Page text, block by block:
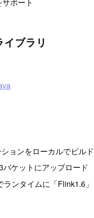
イブラリ
ョンをローカルでビルド
ケットにアップロード
ランタイムに「Flink1.6